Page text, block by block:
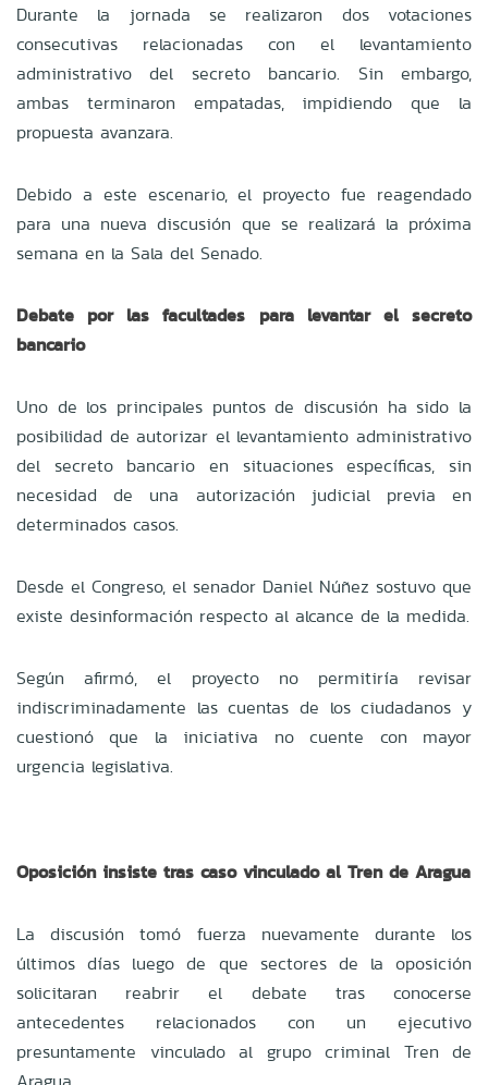
Durante la jornada se realizaron dos votaciones
consecutivas relacionadas con el levantamiento
administrativo del secreto bancario. Sin embargo,
ambas terminaron empatadas, impidiendo que la
propuesta avanzara.
Debido a este escenario, el proyecto fue reagendado
para una nueva discusión que se realizará la próxima
semana en la Sala del Senado.
Debate por las facultades para levantar el secreto
bancario
Uno de los principales puntos de discusión ha sido la
posibilidad de autorizar el levantamiento administrativo
del secreto bancario en situaciones específicas, sin
necesidad de una autorización judicial previa en
determinados casos.
Desde el Congreso, el senador Daniel Núñez sostuvo que
existe desinformación respecto al alcance de la medida.
Según afirmó, el proyecto no permitiría revisar
indiscriminadamente las cuentas de los ciudadanos y
cuestionó que la iniciativa no cuente con mayor
urgencia legislativa.
Oposición insiste tras caso vinculado al Tren de Aragua
La discusión tomó fuerza nuevamente durante los
últimos días luego de que sectores de la oposición
solicitaran reabrir el debate tras conocerse
antecedentes relacionados con un ejecutivo
presuntamente vinculado al grupo criminal Tren de